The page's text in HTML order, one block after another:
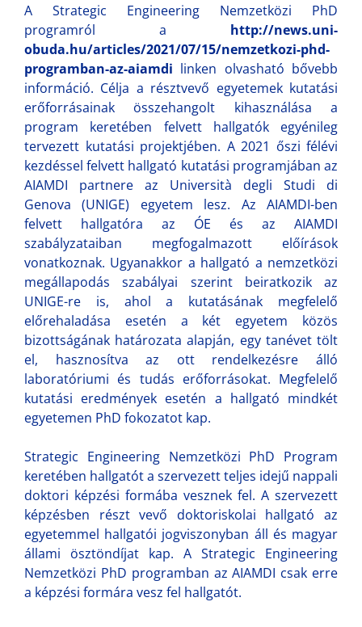
A Strategic Engineering Nemzetközi PhD
programról a http://news.uni-
obuda.hu/articles/2021/07/15/nemzetkozi-phd-
programban-az-aiamdi linken olvasható bővebb
információ. Célja a résztvevő egyetemek kutatási
erőforrásainak összehangolt kihasználása a
program keretében felvett hallgatók egyénileg
tervezett kutatási projektjében. A 2021 őszi félévi
kezdéssel felvett hallgató kutatási programjában az
AIAMDI partnere az Università degli Studi di
Genova (UNIGE) egyetem lesz. Az AIAMDI-ben
felvett hallgatóra az ÓE és az AIAMDI
szabályzataiban megfogalmazott előírások
vonatkoznak. Ugyanakkor a hallgató a nemzetközi
megállapodás szabályai szerint beiratkozik az
UNIGE-re is, ahol a kutatásának megfelelő
előrehaladása esetén a két egyetem közös
bizottságának határozata alapján, egy tanévet tölt
el, hasznosítva az ott rendelkezésre álló
laboratóriumi és tudás erőforrásokat. Megfelelő
kutatási eredmények esetén a hallgató mindkét
egyetemen PhD fokozatot kap.
Strategic Engineering Nemzetközi PhD Program
keretében hallgatót a szervezett teljes idejű nappali
doktori képzési formába vesznek fel. A szervezett
képzésben részt vevő doktoriskolai hallgató az
egyetemmel hallgatói jogviszonyban áll és magyar
állami ösztöndíjat kap. A Strategic Engineering
Nemzetközi PhD programban az AIAMDI csak erre
a képzési formára vesz fel hallgatót.